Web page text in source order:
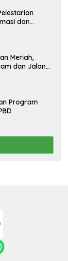
dan
Meriah,
dan Jalan
Program